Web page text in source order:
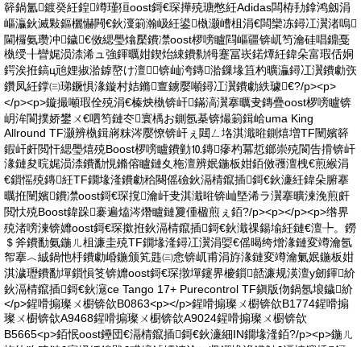
簳鍋氳鍍癸紝鍠竴瑾狟oost鎶€琛撶殑瑭憋紝Adidas闆栫劧鎿鸿劔涓
嶇灜鈥滅敤鏂欐懗闁€鈥濅箣瀚岋紝鍙槸灏嶆柤涓€闆欒冻鐞冮瀷渚嗚
閫欏氨瓒冲鐬€傚緦璺熻檿鐨凚oost椤嗙矑閰嶇疆锛屼笉瀹硅唱鐤戞
槸绶╂矕娓涢渿浠ュ強鍕曞姏鍥炲綀鐨勬牳蹇冨崁鍩燂紝鍏朵富瑕佸姛
鍔涘拰鎬ц兘娌掓湁鎼嶅け澶锛屾洿鏄湁鏁堟笡杓曠灜鐞冮瀷鐨勮矤
鑽凤紝鐣㈢珶鐝惧湪鏇村姞鏅亶鐪嬮噸鐞冮瀷鐨勮紩璩€?/p><p>
</p><p>鏇撮噸瑕佺殑涓€榛炴槸锛屽鏋滈瀷搴曞叏鏄疊oost椤嗙矑锛
岄洠閬撲娇鐢ㄨ€呬笉鏈冭寰楀お鍘氬棊锛熶箣鍓峆uma King
Allround TF灏辨槸鍓嶈粖涔嬮憭锛屽ぇ閮ㄥ垎淇濈暀鍘熺増TF闉嬪簳
鍜屽皯閲忓緦璺熺殑Boost椤嗙矑鐨勭⒑鏄瘮杓冪悊鎯崇殑閬告搰锛屽
湪鏈夋晥娓涢渿鐨勫悓鏅傛矑鏈夊柂澶辨姄鍦板姏銆傚彟澶栧€煎緱涓
€鎻愮殑鏄紝TF鐗堟湰鐨勮秴闋傜礆鈥滆棈鑹插鎶€鈥濓紝鍏朵腑搴
曞拰闉嬪鐨凚oost鎶€琛撹瀹屽叏淇濈暀锛屾墍浠ラ瀷搴曠湅浼煎皯
閲忕殑Boost鍏跺褰遍熆涔熸矑鏈夐偅楹煎ぇ銆?/p><p></p><p>绺界
殑渚嗙湅锛孊oost鎶€琛撳拰鈥滆棈鑹插鎶€鈥濈祼鍚堬紝鏈€澶╄。鐒
＄斧鐨勫氨鍦ㄦ柤濂圭殑TF鐗堟湰鐞冮瀷涓娿€傜暍绔熷湪鏈変竴瀹氬
帤搴︿絾鍋忚杽鐨勮崏鍦颁笂韪㈢悆锛屼甫涓斿湪鏈変竴瀹氭姄鍦板姏
淇濊瓑鐨勫墠鎻愪笅锛孊oost鎶€琛撴墠鑳界櫦鎻嚭濂规渶澶у劒鍕紒
鈥滆棈鑹插鎶€鈥滱ce Tango 17+ Purecontrol TF鎭版伆鍋氬埌鐬紒
</p>鍟嗗搧璨ㄨ櫉锛欱B0863<p></p>鍟嗗搧璨ㄨ櫉锛欱B1774鍟嗗搧
璨ㄨ櫉锛欱A9468鍟嗗搧璨ㄨ櫉锛欱A9024鍟嗗搧璨ㄨ櫉锛欱
B5665<p>銆怋oost鑸団€滆棈鑹插鎶€鈥濓細IN鐗堟湰銆?/p><p>鍦ㄦ